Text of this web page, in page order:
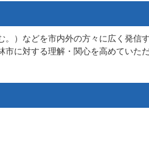
）などを市内外の方々に広く発信
に対する理解・関心を高めていた